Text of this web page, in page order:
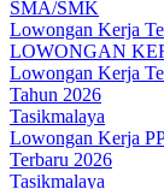
SMA/SMK
Lowongan Kerja
LOWONGAN
Lowongan Kerja
Tahun 2026
Tasikmalaya
Lowongan Kerja
Terbaru 2026
Tasikmalaya